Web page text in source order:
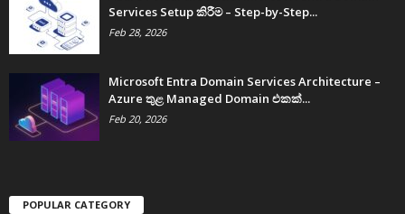
Services Setup කිරීම – Step-by-Step...
Feb 28, 2026
Microsoft Entra Domain Services Architecture –
Azure තුළ Managed Domain එකක්...
Feb 20, 2026
POPULAR CATEGORY